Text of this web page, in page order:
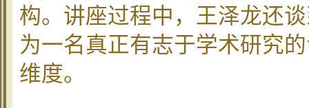
构。讲座过程中，王泽龙还
为一名真正有志于学术研究
维度。